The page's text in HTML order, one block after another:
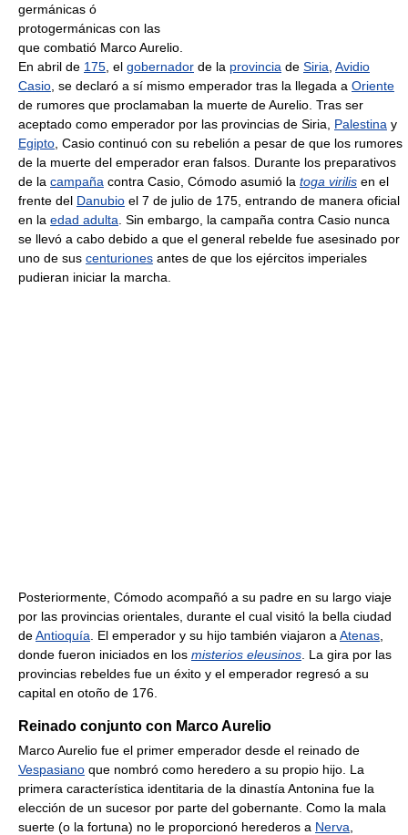
germánicas ó
protogermánicas con las
que combatió Marco Aurelio.
En abril de 175 , el gobernador de la provincia de Siria Avidio
Casio , se declaró a sí mismo emperador tras la llegada a Oriente
de rumores que proclamaban la muerte de Aurelio. Tras ser
aceptado como emperador por las provincias de Siria, Palestina y
Egipto , Casio continuó con su rebelión a pesar de que los rumores
de la muerte del emperador eran falsos. Durante los preparativos
de la campaña contra Casio, Cómodo asumió la toga virilis en el
frente del Danubio el 7 de julio de 175, entrando de manera oficial
en la edad adulta . Sin embargo, la campaña contra Casio nunca
se llevó a cabo debido a que el general rebelde fue asesinado por
uno de sus centuriones antes de que los ejércitos imperiales
pudieran iniciar la marcha.
Posteriormente, Cómodo acompañó a su padre en su largo viaje
por las provincias orientales, durante el cual visitó la bella ciudad
deAntioquía . El emperador y su hijo también viajaron a Atenas
donde fueron iniciados en los misterios eleusinos . La gira por las
provincias rebeldes fue un éxito y el emperador regresó a su
capital en otoño de 176.
Reinado conjunto con Marco Aurelio
Marco Aurelio fue el primer emperador desde el reinado de
Vespasiano que nombró como heredero a su propio hijo. La
primera característica identitaria de la dinastía Antonina fue la
elección de un sucesor por parte del gobernante. Como la mala
suerte (o la fortuna) no le proporcionó herederos a Nerva